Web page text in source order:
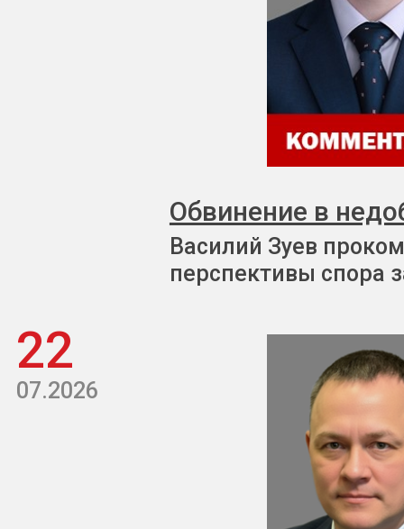
Обвинение в
Василий Зуев
перспективы спора
22
07.2026